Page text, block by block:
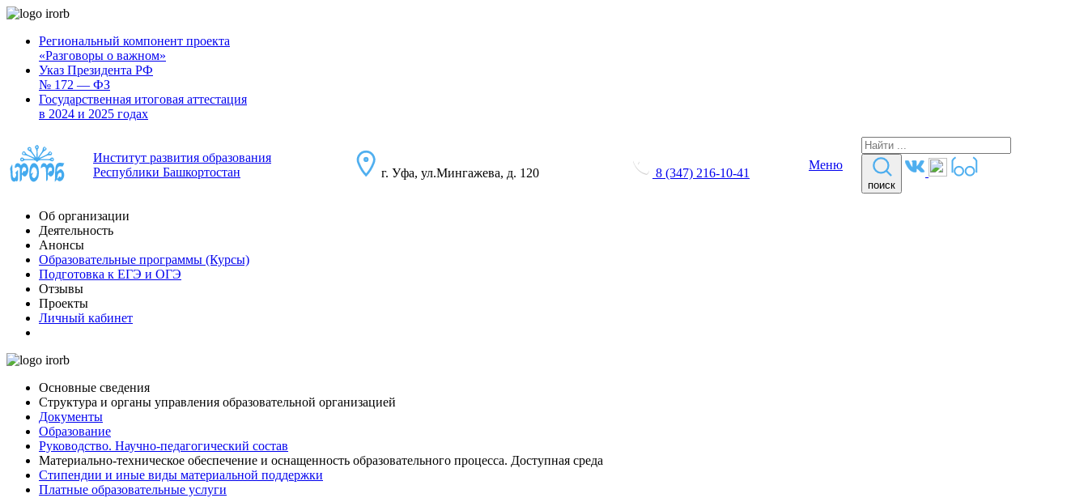
Региональный компонент проекта
«Разговоры о важном»
Указ Президента РФ
№ 172 — ФЗ
Государственная итоговая аттестация
в 2024 и 2025 годах
Институт развития образования
Республики Башкортостан
г. Уфа, ул.Мингажева, д. 120 8 (347) 216-10-41
Меню
поиск
Об организации
Деятельность
Анонсы
Образовательные программы (Курсы)
Подготовка к ЕГЭ и ОГЭ
Отзывы
Проекты
Личный кабинет
Основные сведения
Структура и органы управления образовательной организацией
Документы
Образование
Руководство. Научно-педагогический состав
Материально-техническое обеспечение и оснащенность образовательного процесса. Доступная среда
Стипендии и иные виды материальной поддержки
Платные образовательные услуги